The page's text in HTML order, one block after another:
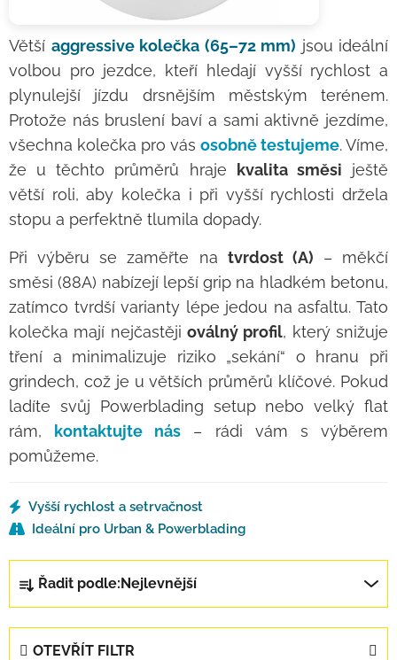
Větší aggressive kolečka (65–72 mm) jsou ideální
volbou pro jezdce, kteří hledají vyšší rychlost a
plynulejší jízdu drsnějším městským terénem.
Protože nás bruslení baví a sami aktivně jezdíme,
všechna kolečka pro vás osobně testujeme. Víme,
že u těchto průměrů hraje
kvalita směsi ještě
větší roli, aby kolečka i při vyšší rychlosti držela
stopu a perfektně tlumila dopady.
Při výběru se zaměřte na tvrdost (A) – měkčí
směsi (88A) nabízejí lepší grip na hladkém betonu,
zatímco tvrdší varianty lépe jedou na asfaltu. Tato
kolečka mají nejčastěji oválný profil, který snižuje
tření a minimalizuje riziko „sekání“ o hranu při
grindech, což je u větších průměrů klíčové. Pokud
ladíte svůj Powerblading setup nebo velký flat
rám,
kontaktujte nás – rádi vám s výběrem
pomůžeme.
Vyšší rychlost a setrvačnost
Ideální pro Urban & Powerblading
Řazení produktů
Řadit podle:Nejlevnější
OTEVŘÍT FILTR